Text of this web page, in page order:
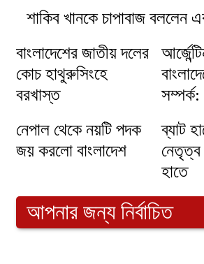
শাকিব খানকে চাপাবাজ
বাংলাদেশের জাতীয় দলের
কোচ হাথুরুসিংহে
বরখাস্ত
সম্পর্ক:
নেপাল থেকে নয়টি পদক
জয় করলো বাংলাদেশ
ব্যাট
হাতে
আপনার জন্য নির্বাচিত